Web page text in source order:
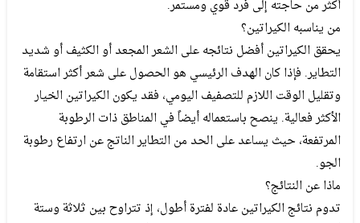
أكثر من حاجته إلى فرد قوي ومستمر.
من يناسبه الكيراتين؟
يحقق الكيراتين أفضل نتائجه على الشعر المجعد أو الكثيف أو شديد
التطاير. فإذا كان الهدف الرئيسي هو الحصول على شعر أكثر استقامة
وتقليل الوقت اللازم للتصفيف اليومي، فقد يكون الكيراتين الخيار
الأكثر فعالية. ينصح باستعماله أيضاً في المناطق ذات الرطوبة
المرتفعة، حيث يساعد على الحد من التطاير الناتج عن ارتفاع رطوبة
الجو.
ماذا عن النتائج؟
تدوم نتائج الكيراتين عادة لفترة أطول، إذ تتراوح بين ثلاثة وستة